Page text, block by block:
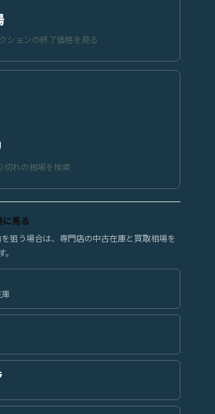
ションの終了価格を見る
切れの相場を検索
に見る
狙う場合は、専門店の中古在庫と買取相場を
庫